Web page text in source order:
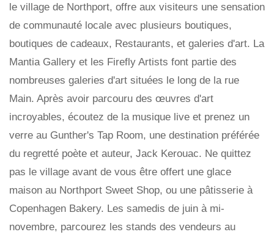
le village de Northport, offre aux visiteurs une sensation
de communauté locale avec plusieurs boutiques,
boutiques de cadeaux, Restaurants, et galeries d'art. La
Mantia Gallery et les Firefly Artists font partie des
nombreuses galeries d'art situées le long de la rue
Main. Après avoir parcouru des œuvres d'art
incroyables, écoutez de la musique live et prenez un
verre au Gunther's Tap Room, une destination préférée
du regretté poète et auteur, Jack Kerouac. Ne quittez
pas le village avant de vous être offert une glace
maison au Northport Sweet Shop, ou une pâtisserie à
Copenhagen Bakery. Les samedis de juin à mi-
novembre, parcourez les stands des vendeurs au